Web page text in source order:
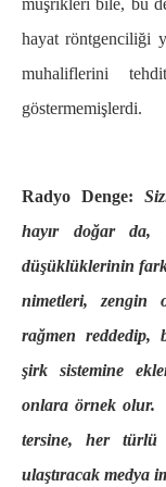
müşrikleri bile, bu
hayat röntgenciliği
muhaliflerini
göstermemişlerdi.
Radyo Denge:
hayır doğar da,
düşüklüklerinin
nimetleri, zengin
rağmen reddedip,
şirk sistemine
onlara örnek olur.
tersine, her türlü
ulaştıracak medya